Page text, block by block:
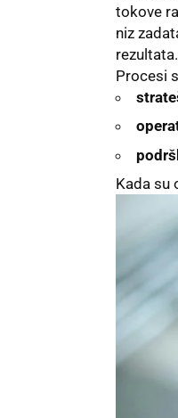
tokove
niz
rezultata.
Procesi
Kada su